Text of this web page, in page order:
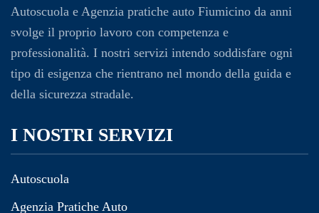
Autoscuola e Agenzia pratiche auto Fiumicino da anni
svolge il proprio lavoro con competenza e
professionalità. I nostri servizi intendo soddisfare ogni
tipo di esigenza che rientrano nel mondo della guida e
della sicurezza stradale.
I NOSTRI SERVIZI
Autoscuola
Agenzia Pratiche Auto